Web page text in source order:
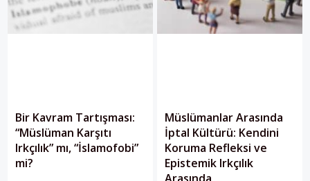
Bir Kavram Tartışması:
“Müslüman Karşıtı
Irkçılık” mı, “İslamofobi”
mi?
Müslümanlar Arasında
İptal Kültürü: Kendini
Koruma Refleksi ve
Epistemik Irkçılık